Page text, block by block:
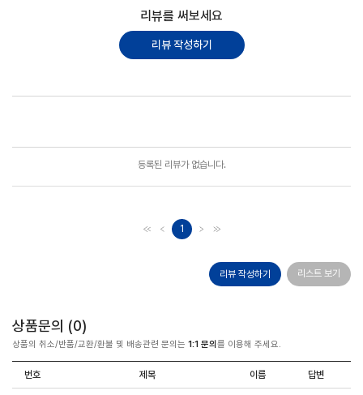
리뷰를 써보세요
리뷰 작성하기
등록된 리뷰가 없습니다.
1
리뷰 작성하기 리스트 보기
상품문의 (0)
상품의 취소/반품/교환/환불 및 배송관련 문의는 1:1 문의를 이용해 주세요.
번호 제목 이름 답변